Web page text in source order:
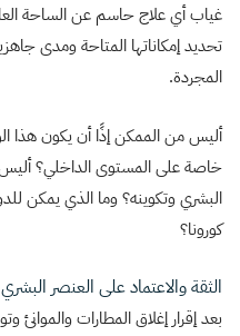
غياب أي علاج حاسم عن الساحة
تحديد إمكاناتها المتاحة ومدى
المجردة.
أليس من الممكن إذًا أن يكون هذا
خاصة على المستوى الداخلي؟ أليس
البشري وتكوينه؟ وما الذي يمكن
كورونا؟
الثقة والاعتماد على العنصر
بعد إقرار إغلاق المطارات والموانئ